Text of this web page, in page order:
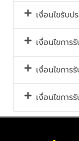
เงื่อนไขรับ
เงื่อนไขกา
เงื่อนไขกา
เงื่อนไขกา